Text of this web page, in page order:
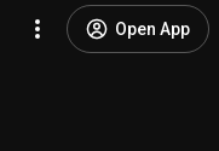
Open App